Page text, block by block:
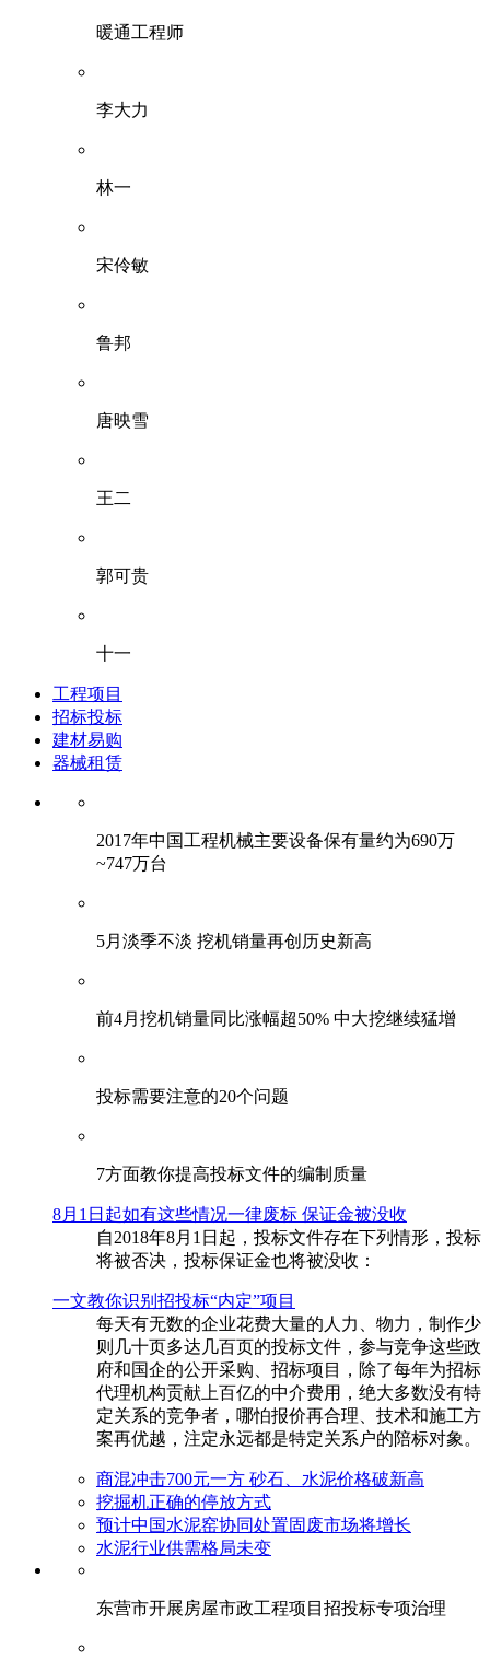
暖通工程师
李大力
林一
宋伶敏
鲁邦
唐映雪
王二
郭可贵
十一
工程项目
招标投标
建材易购
器械租赁
2017年中国工程机械主要设备保有量约为690万
~747万台
5月淡季不淡 挖机销量再创历史新高
前4月挖机销量同比涨幅超50% 中大挖继续猛增
投标需要注意的20个问题
​7方面教你提高投标文件的编制质量
8月1日起如有这些情况一律废标 保证金被没收
自2018年8月1日起，投标文件存在下列情形，投标
将被否决，投标保证金也将被没收：
一文教你识别招投标“内定”项目
每天有无数的企业花费大量的人力、物力，制作少
则几十页多达几百页的投标文件，参与竞争这些政
府和国企的公开采购、招标项目，除了每年为招标
代理机构贡献上百亿的中介费用，绝大多数没有特
定关系的竞争者，哪怕报价再合理、技术和施工方
案再优越，注定永远都是特定关系户的陪标对象。
商混冲击700元一方 砂石、水泥价格破新高
挖掘机正确的停放方式
预计中国水泥窑协同处置固废市场将增长
水泥行业供需格局未变
东营市开展房屋市政工程项目招投标专项治理